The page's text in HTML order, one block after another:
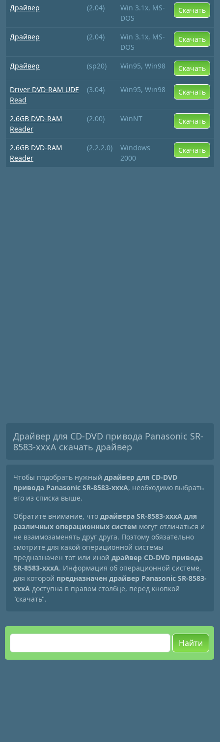
Драйвер
(2.04)
Win 3.1x, MS-
DOS
Скачать
Драйвер (2.04)
Win 3.1x, MS-
DOS
Скачать
Драйвер (sp20) Win95, Win98 Скачать
Driver DVD-RAM UDF
Read
(3.04) Win95, Win98 Скачать
2.6GB DVD-RAM
Reader
(2.00) WinNT Скачать
2.6GB DVD-RAM
Reader
(2.2.2.0)
Windows
2000
Скачать
Драйвер для CD-DVD привода Panasonic SR-
8583-xxxA скачать драйвер
Чтобы подобрать нужный драйвер для CD-DVD
привода Panasonic SR-8583-xxxA, необходимо выбрать
его из списка выше.
Обратите внимание, что драйвера SR-8583-xxxA для
различных операционных систем могут отличаться и
не взаимозаменять друг друга. Поэтому обязательно
смотрите для какой операционной системы
предназначен тот или иной драйвер CD-DVD привода
SR-8583-xxxA. Информация об операционной системе,
для которой предназначен драйвер Panasonic SR-8583-
xxxA доступна в правом столбце, перед кнопкой
"скачать".
Найти